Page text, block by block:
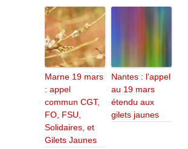
Marne 19 mars
: appel
commun CGT,
FO, FSU,
Solidaires, et
Gilets Jaunes
Nantes : l’appel
au 19 mars
étendu aux
gilets jaunes